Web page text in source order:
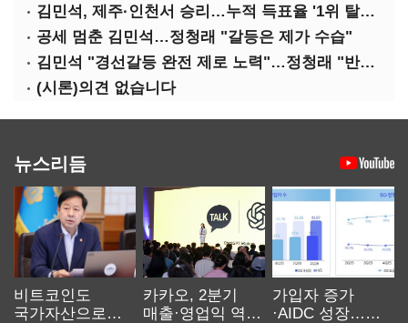
김민석, 제주·인천서 승리…누적 득표율 '1위 탈환'(종합)
공세 멈춘 김민석…정청래 "갈등은 제가 수습"
김민석 "경선갈등 완전 제로 노력"…정청래 "반명 공세 사과부터"
(시론)의견 없습니다
뉴스리듬
비트코인도
국가자산으로…'
카카오, 2분기
매출·영업익 역대
가입자 증가
·AIDC 성장…